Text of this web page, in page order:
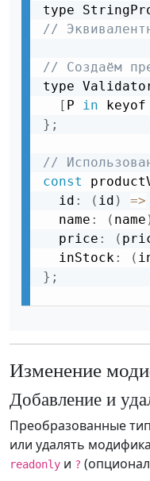
type
//
// Создаём
type
[ P in keyof
} ;
//
const
  id
: ( id ) =>
  name
: ( name
  price
: (
  inStock
: (
} ;
Изменение
Добавление и
Преобразованные
или удалять
readonly и ?